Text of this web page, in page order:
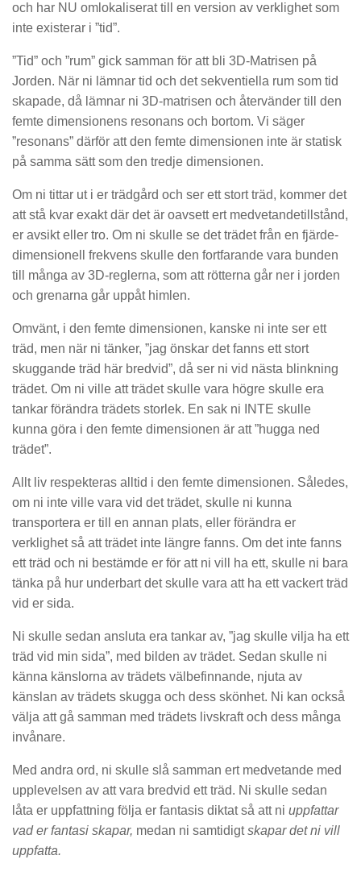
och har NU omlokaliserat till en version av verklighet som
inte existerar i ”tid”.
”Tid” och ”rum” gick samman för att bli 3D-Matrisen på
Jorden. När ni lämnar tid och det sekventiella rum som tid
skapade, då lämnar ni 3D-matrisen och återvänder till den
femte dimensionens resonans och bortom. Vi säger
”resonans” därför att den femte dimensionen inte är statisk
på samma sätt som den tredje dimensionen.
Om ni tittar ut i er trädgård och ser ett stort träd, kommer det
att stå kvar exakt där det är oavsett ert medvetandetillstånd,
er avsikt eller tro. Om ni skulle se det trädet från en fjärde-
dimensionell frekvens skulle den fortfarande vara bunden
till många av 3D-reglerna, som att rötterna går ner i jorden
och grenarna går uppåt himlen.
Omvänt, i den femte dimensionen, kanske ni inte ser ett
träd, men när ni tänker, ”jag önskar det fanns ett stort
skuggande träd här bredvid”, då ser ni vid nästa blinkning
trädet. Om ni ville att trädet skulle vara högre skulle era
tankar förändra trädets storlek. En sak ni INTE skulle
kunna göra i den femte dimensionen är att ”hugga ned
trädet”.
Allt liv respekteras alltid i den femte dimensionen. Således,
om ni inte ville vara vid det trädet, skulle ni kunna
transportera er till en annan plats, eller förändra er
verklighet så att trädet inte längre fanns. Om det inte fanns
ett träd och ni bestämde er för att ni vill ha ett, skulle ni bara
tänka på hur underbart det skulle vara att ha ett vackert träd
vid er sida.
Ni skulle sedan ansluta era tankar av, ”jag skulle vilja ha ett
träd vid min sida”, med bilden av trädet. Sedan skulle ni
känna känslorna av trädets välbefinnande, njuta av
känslan av trädets skugga och dess skönhet. Ni kan också
välja att gå samman med trädets livskraft och dess många
invånare.
Med andra ord, ni skulle slå samman ert medvetande med
upplevelsen av att vara bredvid ett träd. Ni skulle sedan
låta er uppfattning följa er fantasis diktat så att ni uppfattar
vad er fantasi skapar, medan ni samtidigtskapar det ni vill
uppfatta.